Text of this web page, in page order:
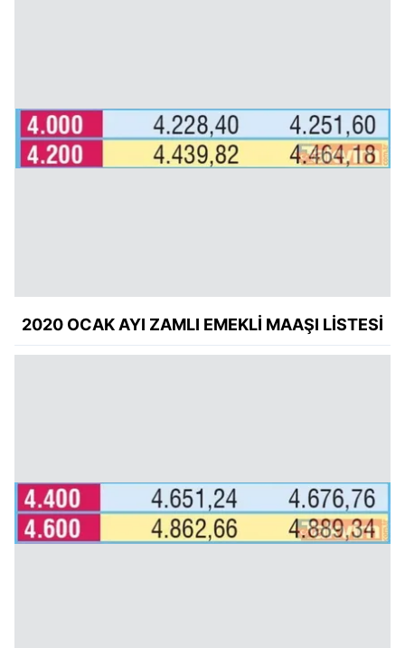
2020 OCAK AYI ZAMLI EMEKLİ MAAŞI LİSTESİ